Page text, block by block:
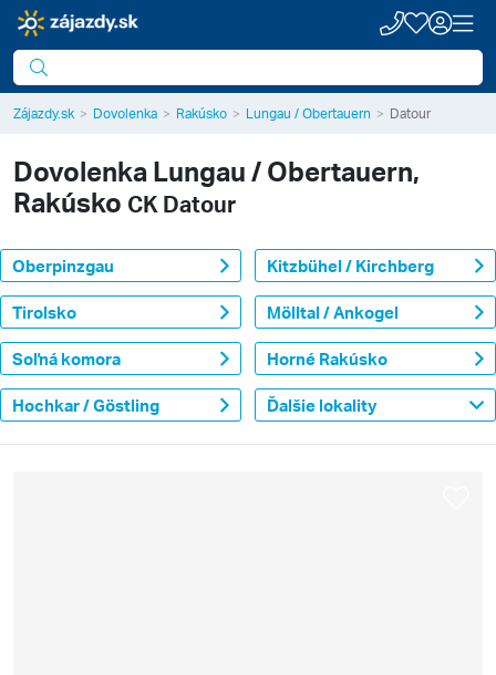
Zájazdy.sk Dovolenka Rakúsko Lungau / Obertauern Datour
Dovolenka Lungau / Obertauern,
Rakúsko CK Datour
Oberpinzgau Kitzbühel / Kirchberg
Tirolsko Mölltal / Ankogel
Soľná komora Horné Rakúsko
Hochkar / Göstling Ďalšie lokality